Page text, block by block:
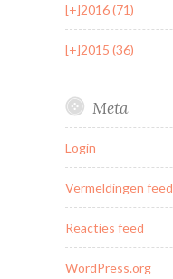
[+]2016 (71)
[+]2015 (36)
Meta
Login
Vermeldingen feed
Reacties feed
WordPress.org